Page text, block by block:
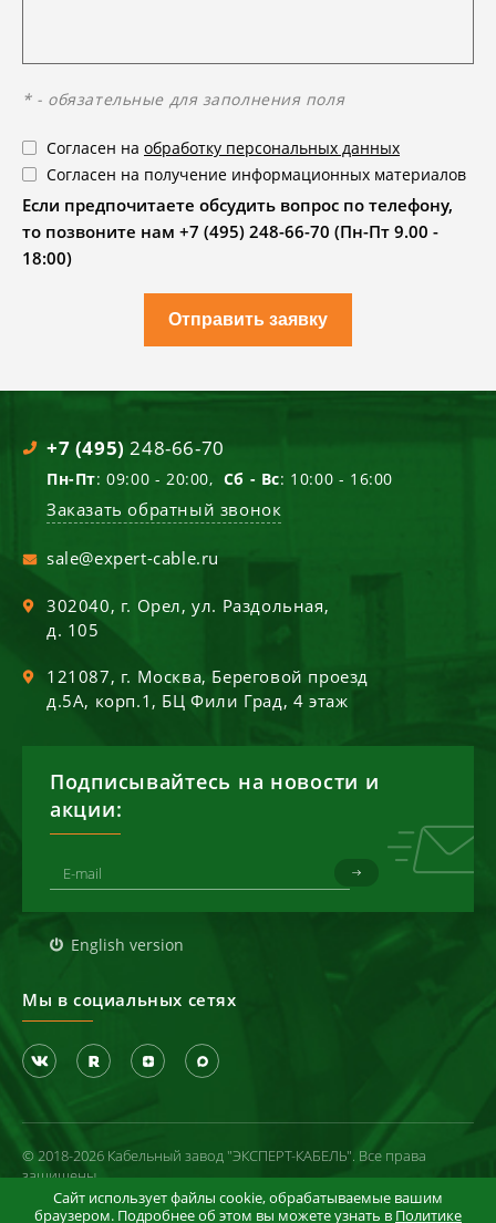
* - обязательные для заполнения поля
Согласен на обработку персональных данных
Согласен на получение информационных материалов
Если предпочитаете обсудить вопрос по телефону,
то позвоните нам +7 (495) 248-66-70 (Пн-Пт 9.00 -
18:00)
Отправить заявку
+7 (495) 248-66-70
Пн-Пт: 09:00 - 20:00, Сб - Вс: 10:00 - 16:00
Заказать обратный звонок
sale@expert-cable.ru
302040, г. Орел,ул. Раздольная,
д. 105
121087, г. Москва, Береговой проезд
д.5А, корп.1, БЦ Фили Град, 4 этаж
Подписывайтесь на новости и
акции:
English version
Мы в социальных сетях
© 2018-2026 Кабельный завод "ЭКСПЕРТ-КАБЕЛЬ". Все права
защищены
Политика конфиденциальности
Сайт использует файлы cookie, обрабатываемые вашим
браузером. Подробнее об этом вы можете узнать в Политике